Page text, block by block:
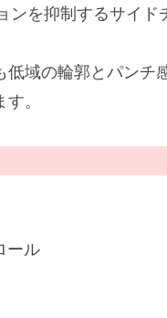
を抑制するサイド
域の輪郭とパンチ
。
ール